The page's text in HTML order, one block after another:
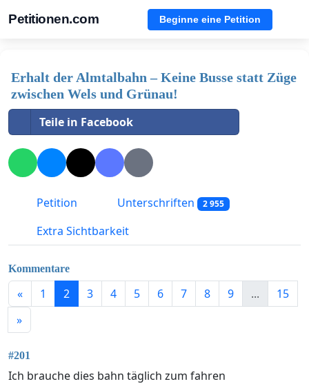
Petitionen.com Beginne eine Petition
Erhalt der Almtalbahn – Keine Busse statt Züge
zwischen Wels und Grünau!
Teile in Facebook
Petition Unterschriften 2 955
Extra Sichtbarkeit
Kommentare
« 1 2 3 4 5 6 7 8 9 ...
15
»
#201
Ich brauche dies bahn täglich zum fahren